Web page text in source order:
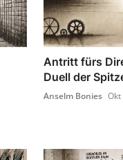
Antritt fürs
Duell der
Anselm Bonies Okt